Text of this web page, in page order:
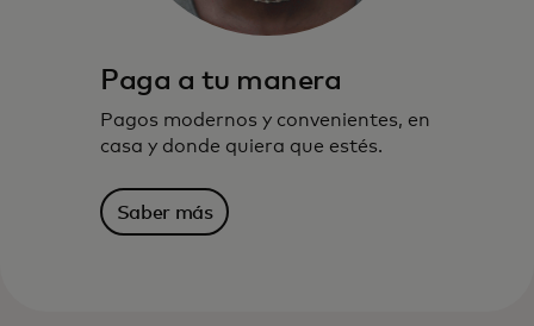
Paga a tu manera
Pagos modernos y convenientes, en
casa y donde quiera que estés.
Saber más